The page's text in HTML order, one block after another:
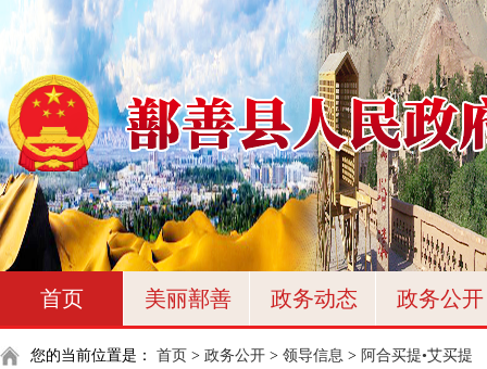
首页 美丽鄯善 政务动态 政务公开
您的当前位置是： 首页 > 政务公开 > 领导信息 > 阿合买提•艾买提